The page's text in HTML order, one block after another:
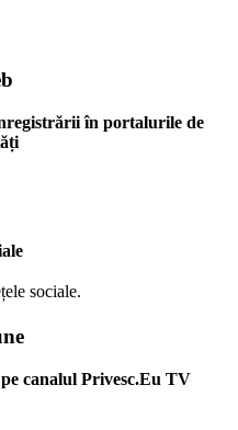
în portalurile de
sociale.
canalul Privesc.Eu TV